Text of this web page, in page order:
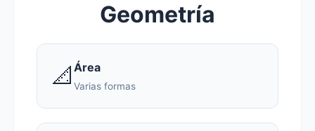
Geometría
📐 Área
Varias formas